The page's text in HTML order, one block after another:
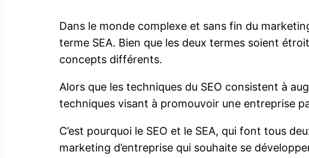
Dans le monde complexe et sans fin du
terme SEA. Bien que les deux termes soient
concepts différents.
Alors que les techniques du SEO consistent à
techniques visant à promouvoir une entreprise
C’est pourquoi le SEO et le SEA, qui font tous
marketing d’entreprise qui souhaite se